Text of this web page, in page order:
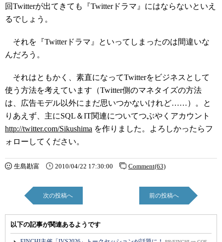
回Twitterが出てきても『Twitterドラマ』にはならないといえ
るでしょう。
それを『Twitterドラマ』といってしまったのは間違いな
んだろう。
それはともかく、素直になってTwitterをビジネスとして
使う方法を考えています（Twitter側のマネタイズの方法
は、広告モデル以外にまだ思いつかないけれど……）。と
りあえず、主にSQL＆IT関連についてつぶやくアカウント
http://twitter.com/Sikushima を作りました。よろしかったらフ
ォローしてください。
生島勘富 2010/04/22 17:30:00 Comment(63)
次の投稿へ 前の投稿へ
以下の記事が関連あるようです